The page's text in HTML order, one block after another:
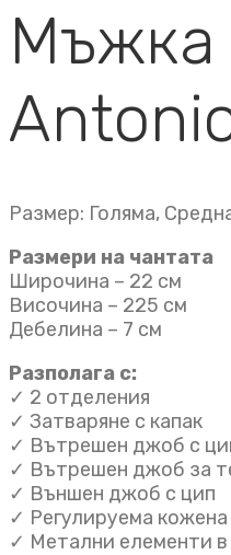
Мъжка
Размер: Голяма,
Размери на чантата
Широчина – 22 см
Височина – 225 см
Дебелина – 7 см
Разполага с:
✓ 2 отделения
✓ Затваряне с капак
✓ Вътрешен джоб с
✓ Вътрешен джоб за
✓ Външен джоб с цип
✓ Регулируема
✓ Метални елементи